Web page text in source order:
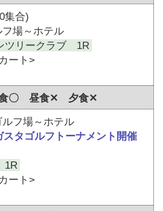
集合)
場～ホテル
ツリークラブ 1R
ート>
〇 昼食✕ 夕食✕
フ場～ホテル
タゴルフトーナメント開催
1R
ート>